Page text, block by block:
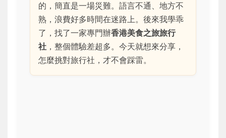
的，簡直是一場災難。語言不通、地方不
熟，浪費好多時間在迷路上。後來我學乖
了，找了一家專門辦香港美食之旅旅行
社 ，整個體驗差超多。今天就想來分享，
怎麼挑對旅行社，才不會踩雷。